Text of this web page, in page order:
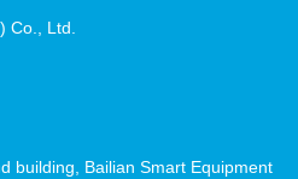
Co., Ltd.
building, Bailian Smart Equipment